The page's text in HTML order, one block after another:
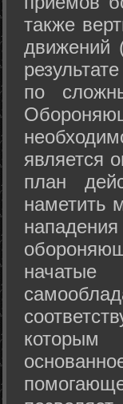
также
движений
по
является
план
наметить
начатые
которым